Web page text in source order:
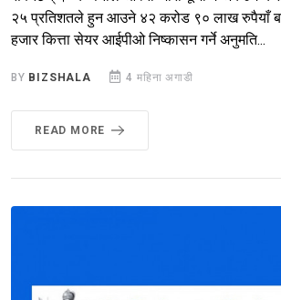
२५ प्रतिशतले हुन आउने ४२ करोड ९० लाख रुपैयाँ
हजार कित्ता सेयर आईपीओ निष्कासन गर्ने अनुमति...
BY BIZSHALA 4 महिना अगाडी
READ MORE